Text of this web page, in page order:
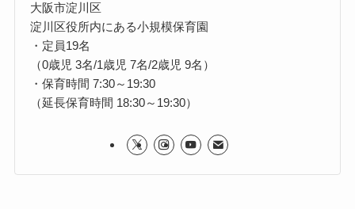
大阪市淀川区
淀川区役所内にある小規模保育園
・定員19名
（0歳児 3名/1歳児 7名/2歳児 9名）
・保育時間 7:30～19:30
（延長保育時間 18:30～19:30）